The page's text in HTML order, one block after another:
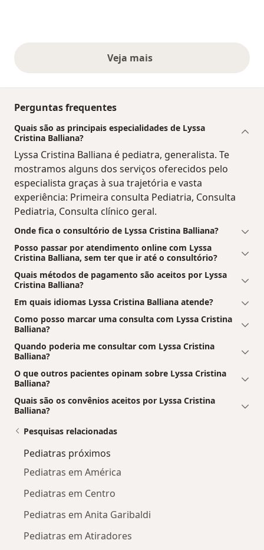
Veja maisopiniões acima
Perguntas frequentes
Quais são as principais especialidades de Lyssa
Cristina Balliana?
Lyssa Cristina Balliana é pediatra, generalista. Te
mostramos alguns dos serviços oferecidos pelo
especialista graças à sua trajetória e vasta
experiência: Primeira consulta Pediatria, Consulta
Pediatria, Consulta clínico geral.
Onde fica o consultório de Lyssa Cristina Balliana?
Posso passar por atendimento online com Lyssa
Cristina Balliana, sem ter que ir até o consultório?
Quais métodos de pagamento são aceitos por Lyssa
Cristina Balliana?
Em quais idiomas Lyssa Cristina Balliana atende?
Como posso marcar uma consulta com Lyssa Cristina
Balliana?
Quando poderia me consultar com Lyssa Cristina
Balliana?
O que outros pacientes opinam sobre Lyssa Cristina
Balliana?
Quais são os convênios aceitos por Lyssa Cristina
Balliana?
Pesquisas relacionadas
Pediatras próximos
Pediatras em América
Pediatras em Centro
Pediatras em Anita Garibaldi
Pediatras em Atiradores